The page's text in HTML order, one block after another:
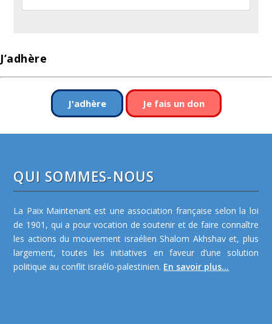
J’adhère
J'adhère Je fais un don
QUI SOMMES-NOUS
La Paix Maintenant est une association française selon la loi
de 1901, qui a pour vocation de soutenir et de faire connaître
les actions du mouvement israélien Shalom Akhshav et, plus
largement, toutes les initiatives en faveur d’une solution
politique au conflit israélo-palestinien. En savoir plus...